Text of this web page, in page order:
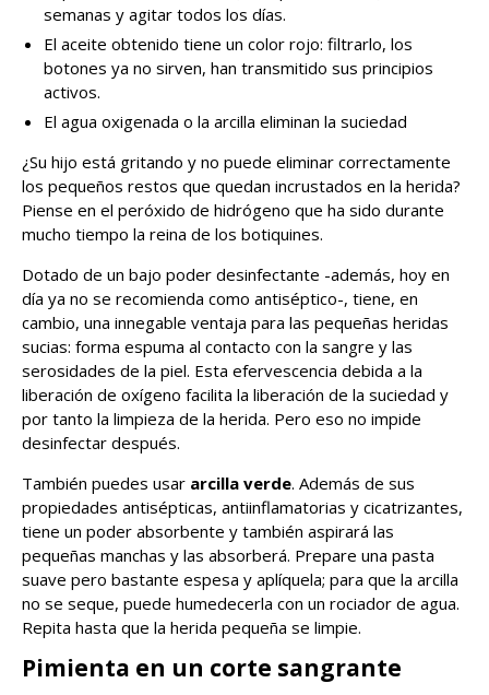
semanas y agitar todos los días.
El aceite obtenido tiene un color rojo: filtrarlo, los
botones ya no sirven, han transmitido sus principios
activos.
El agua oxigenada o la arcilla eliminan la suciedad
¿Su hijo está gritando y no puede eliminar correctamente
los pequeños restos que quedan incrustados en la herida?
Piense en el peróxido de hidrógeno que ha sido durante
mucho tiempo la reina de los botiquines.
Dotado de un bajo poder desinfectante -además, hoy en
día ya no se recomienda como antiséptico-, tiene, en
cambio, una innegable ventaja para las pequeñas heridas
sucias: forma espuma al contacto con la sangre y las
serosidades de la piel. Esta efervescencia debida a la
liberación de oxígeno facilita la liberación de la suciedad y
por tanto la limpieza de la herida. Pero eso no impide
desinfectar después.
También puedes usar arcilla verde. Además de sus
propiedades antisépticas, antiinflamatorias y cicatrizantes,
tiene un poder absorbente y también aspirará las
pequeñas manchas y las absorberá. Prepare una pasta
suave pero bastante espesa y aplíquela; para que la arcilla
no se seque, puede humedecerla con un rociador de agua.
Repita hasta que la herida pequeña se limpie.
Pimienta en un corte sangrante